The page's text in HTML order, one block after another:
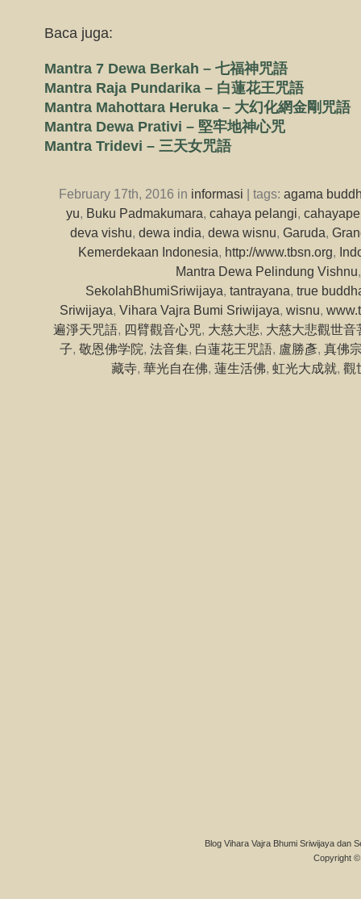
Baca juga:
Mantra 7 Dewa Berkah – 七福神咒語
Mantra Raja Pundarika – 白蓮花王咒語
Mantra Mahottara Heruka – 大幻化網金剛咒語
Mantra Dewa Prativi – 堅牢地神心咒
Mantra Tridevi – 三天女咒語
February 17th, 2016 in informasi | tags: agama
yu, Buku Padmakumara, cahaya pelangi,
deva vishu, dewa india, dewa wisnu, Garuda,
Kemerdekaan Indonesia, http://www.tbsn.org,
Mantra Dewa Pelindung Vishnu
SekolahBhumiSriwijaya, tantrayana, true
Sriwijaya, Vihara Vajra Bumi Sriwijaya, wisnu,
遍淨天咒語, 四臂觀音心咒, 大慈大悲, 大慈大悲觀世音
子, 敬恩佛学院, 法音集, 白蓮花王咒語, 盧勝彥, 真佛
藏寺, 華光自在佛, 蓮生活佛, 虹光大成就, 觀
Blog Vihara Vajra Bhumi Sriwijaya dan
Copyright ©